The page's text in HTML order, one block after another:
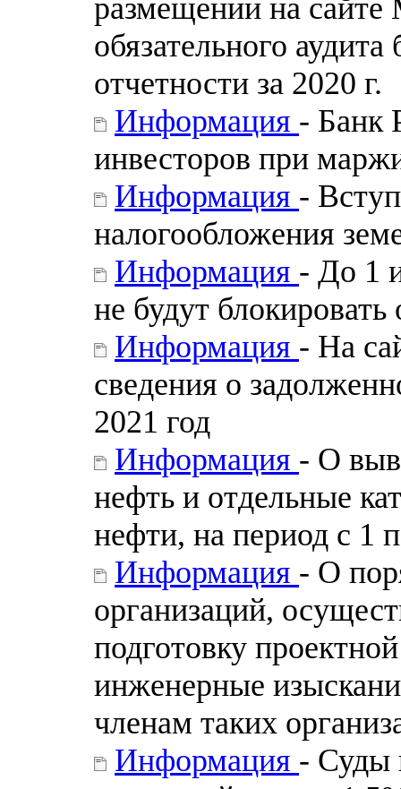
размещении на
обязательного
отчетности за 2020 г.
Информация - Банк
инвесторов при
Информация -
налогообложения
Информация - До 1
не будут
Информация - На
сведения о
2021 год
Информация - О
нефть и отдельные
нефти, на период с 1
Информация - О
организаций,
подготовку
инженерные
членам таких
Информация - Суды